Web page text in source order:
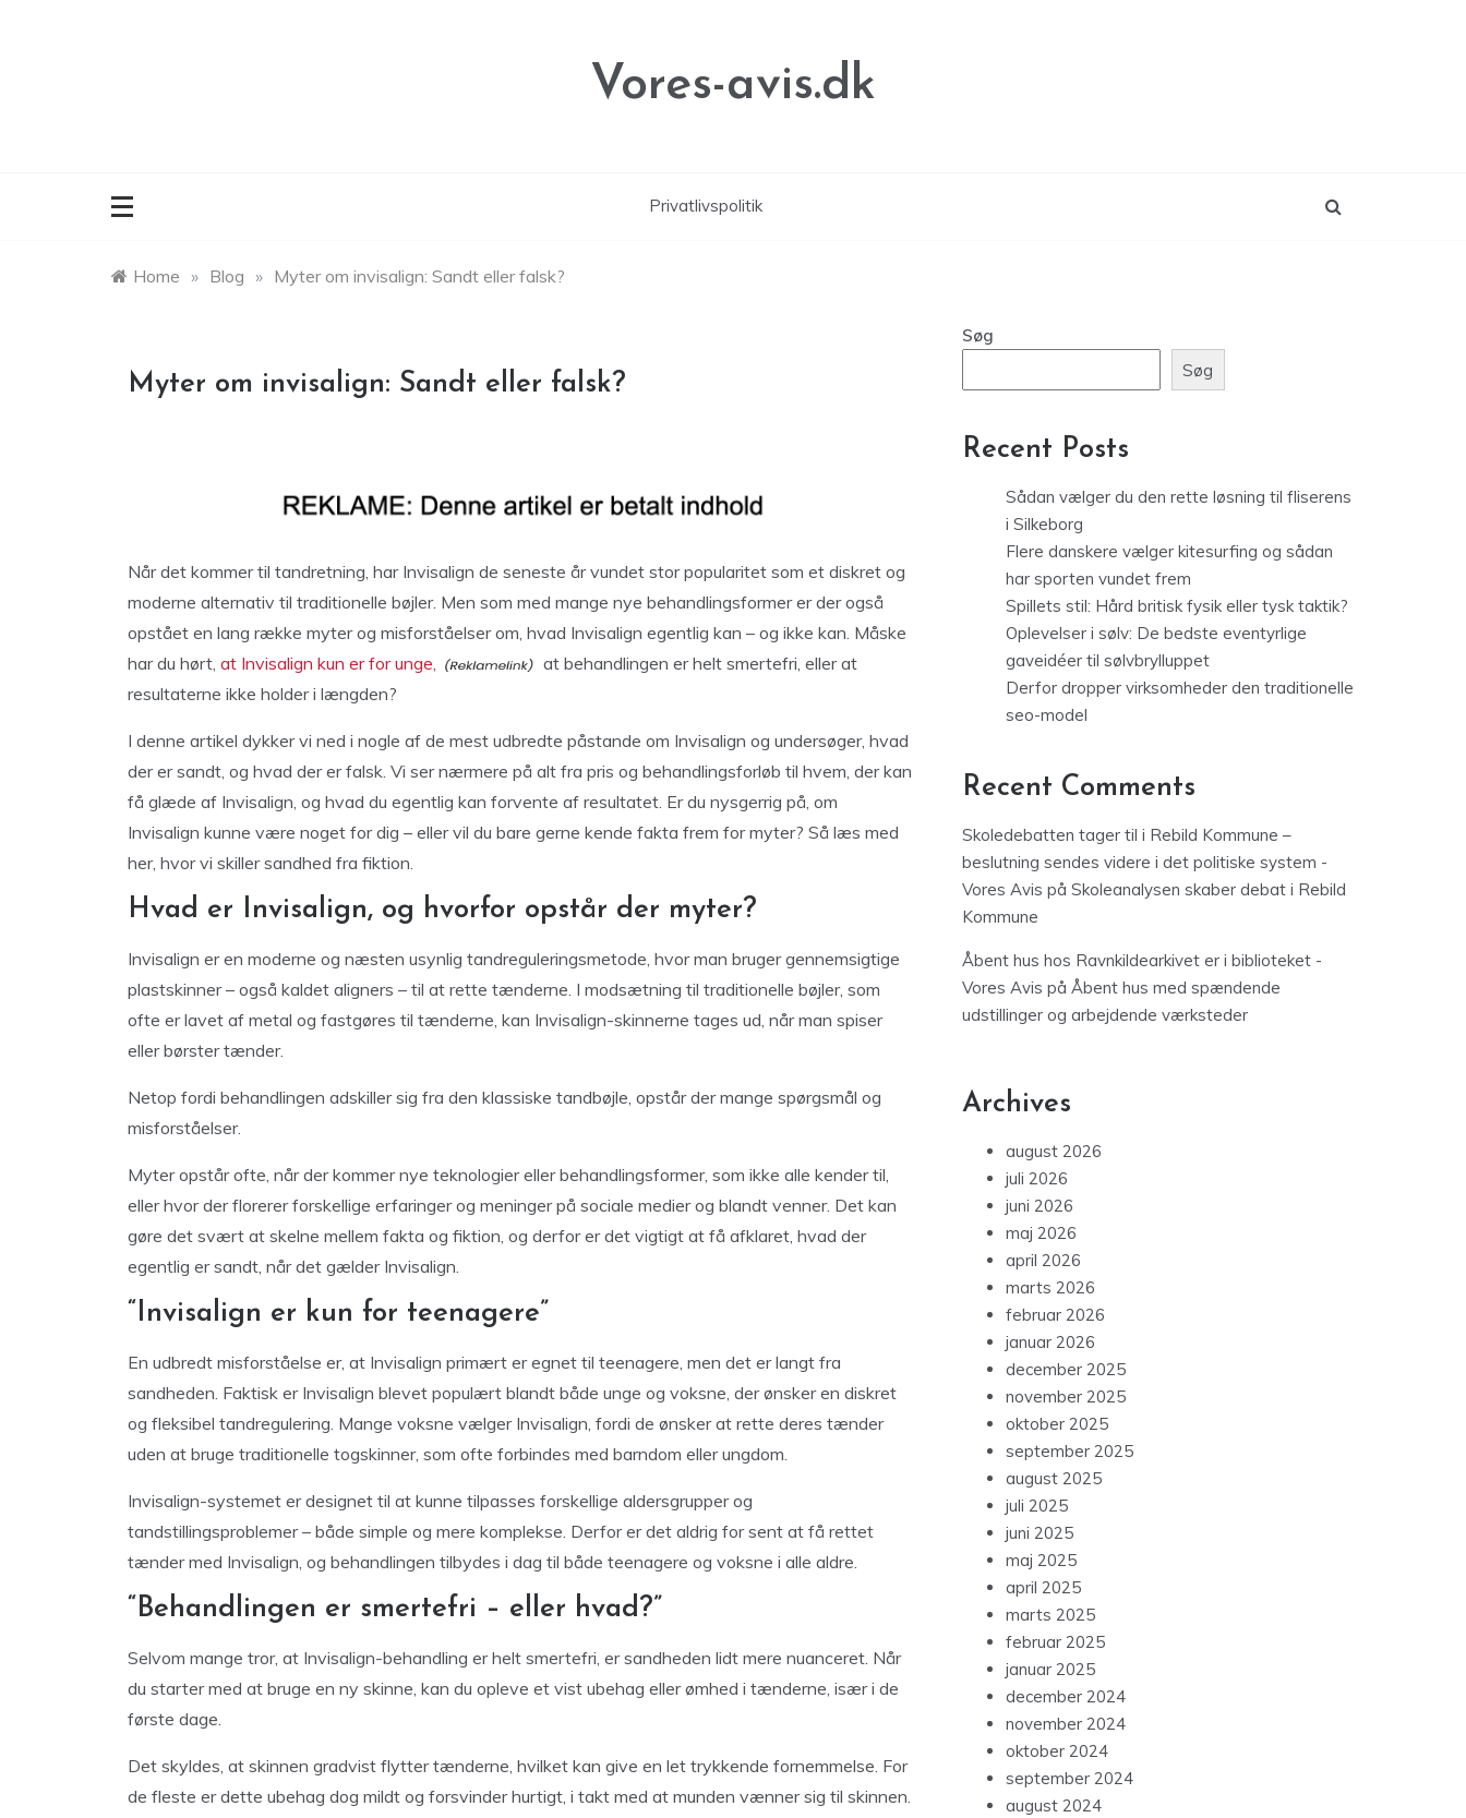
Vores-avis.dk
Privatlivspolitik
Home » Blog » Myter om invisalign: Sandt eller falsk?
Myter om invisalign: Sandt eller falsk?
Når det kommer til tandretning, har Invisalign de seneste år vundet stor popularitet som et diskret og
moderne alternativ til traditionelle bøjler. Men som med mange nye behandlingsformer er der også
opstået en lang række myter og misforståelser om, hvad Invisalign egentlig kan – og ikke kan. Måske
har du hørt, at Invisalign kun er for unge,
at behandlingen er helt smertefri, eller at
resultaterne ikke holder i længden?
I denne artikel dykker vi ned i nogle af de mest udbredte påstande om Invisalign og undersøger, hvad
der er sandt, og hvad der er falsk. Vi ser nærmere på alt fra pris og behandlingsforløb til hvem, der kan
få glæde af Invisalign, og hvad du egentlig kan forvente af resultatet. Er du nysgerrig på, om
Invisalign kunne være noget for dig – eller vil du bare gerne kende fakta frem for myter? Så læs med
her, hvor vi skiller sandhed fra fiktion.
Hvad er Invisalign, og hvorfor opstår der myter?
Invisalign er en moderne og næsten usynlig tandreguleringsmetode, hvor man bruger gennemsigtige
plastskinner – også kaldet aligners – til at rette tænderne. I modsætning til traditionelle bøjler, som
ofte er lavet af metal og fastgøres til tænderne, kan Invisalign-skinnerne tages ud, når man spiser
eller børster tænder.
Netop fordi behandlingen adskiller sig fra den klassiske tandbøjle, opstår der mange spørgsmål og
misforståelser.
Myter opstår ofte, når der kommer nye teknologier eller behandlingsformer, som ikke alle kender til,
eller hvor der florerer forskellige erfaringer og meninger på sociale medier og blandt venner. Det kan
gøre det svært at skelne mellem fakta og fiktion, og derfor er det vigtigt at få afklaret, hvad der
egentlig er sandt, når det gælder Invisalign.
“Invisalign er kun for teenagere”
En udbredt misforståelse er, at Invisalign primært er egnet til teenagere, men det er langt fra
sandheden. Faktisk er Invisalign blevet populært blandt både unge og voksne, der ønsker en diskret
og fleksibel tandregulering. Mange voksne vælger Invisalign, fordi de ønsker at rette deres tænder
uden at bruge traditionelle togskinner, som ofte forbindes med barndom eller ungdom.
Invisalign-systemet er designet til at kunne tilpasses forskellige aldersgrupper og
tandstillingsproblemer – både simple og mere komplekse. Derfor er det aldrig for sent at få rettet
tænder med Invisalign, og behandlingen tilbydes i dag til både teenagere og voksne i alle aldre.
“Behandlingen er smertefri – eller hvad?”
Selvom mange tror, at Invisalign-behandling er helt smertefri, er sandheden lidt mere nuanceret. Når
du starter med at bruge en ny skinne, kan du opleve et vist ubehag eller ømhed i tænderne, især i de
første dage.
Det skyldes, at skinnen gradvist flytter tænderne, hvilket kan give en let trykkende fornemmelse. For
de fleste er dette ubehag dog mildt og forsvinder hurtigt, i takt med at munden vænner sig til skinnen.
Søg
Søg
Recent Posts
Sådan vælger du den rette løsning til fliserens
i Silkeborg
Flere danskere vælger kitesurfing og sådan
har sporten vundet frem
Spillets stil: Hård britisk fysik eller tysk taktik?
Oplevelser i sølv: De bedste eventyrlige
gaveidéer til sølvbrylluppet
Derfor dropper virksomheder den traditionelle
seo-model
Recent Comments
Skoledebatten tager til i Rebild Kommune –
beslutning sendes videre i det politiske system -
Vores Avis på Skoleanalysen skaber debat i Rebild
Kommune
Åbent hus hos Ravnkildearkivet er i biblioteket -
Vores Avis på Åbent hus med spændende
udstillinger og arbejdende værksteder
Archives
august 2026
juli 2026
juni 2026
maj 2026
april 2026
marts 2026
februar 2026
januar 2026
december 2025
november 2025
oktober 2025
september 2025
august 2025
juli 2025
juni 2025
maj 2025
april 2025
marts 2025
februar 2025
januar 2025
december 2024
november 2024
oktober 2024
september 2024
august 2024